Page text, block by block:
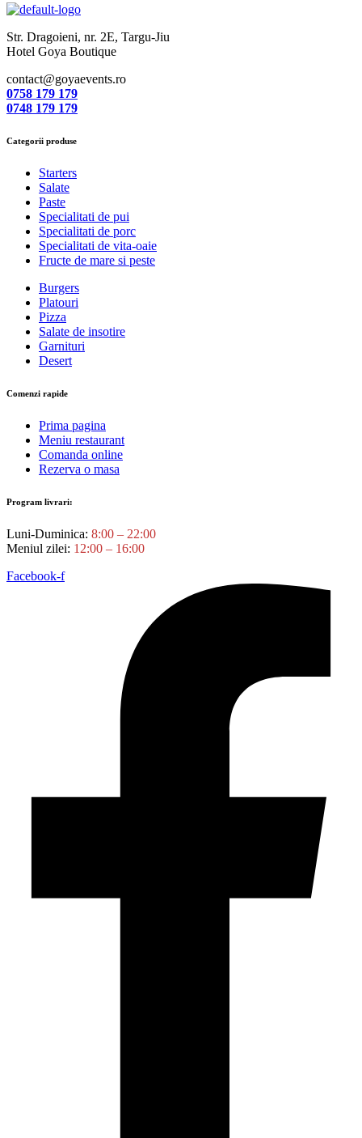
Str. Dragoieni, nr. 2E, Targu-Jiu
Hotel Goya Boutique
contact@goyaevents.ro
0758 179 179
0748 179 179
Categorii produse
Starters
Salate
Paste
Specialitati de pui
Specialitati de porc
Specialitati de vita-oaie
Fructe de mare si peste
Burgers
Platouri
Pizza
Salate de insotire
Garnituri
Desert
Comenzi rapide
Prima pagina
Meniu restaurant
Comanda online
Rezerva o masa
Program livrari:
Luni-Duminica: 8:00 – 22:00
Meniul zilei: 12:00 – 16:00
Facebook-f